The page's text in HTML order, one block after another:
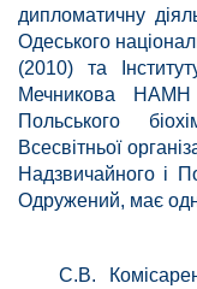
дипломатичну
Одеського
(2010) та
Мечникова НАМН
Польського
Всесвітньої
Надзвичайного і
Одружений, має
С.В.